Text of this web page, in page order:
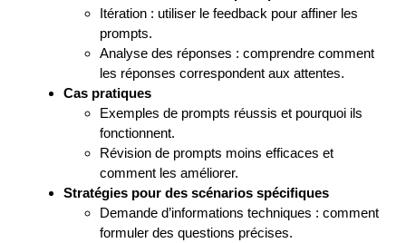
Itération : utiliser le feedback pour affiner les
prompts.
Analyse des réponses : comprendre comment
les réponses correspondent aux attentes.
Cas pratiques
Exemples de prompts réussis et pourquoi ils
fonctionnent.
Révision de prompts moins efficaces et
comment les améliorer.
Stratégies pour des scénarios spécifiques
Demande d’informations techniques : comment
formuler des questions précises.